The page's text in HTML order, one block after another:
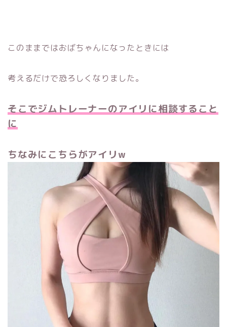
このままではおばちゃんになったときには
考えるだけで恐ろしくなりました。
そこでジムトレーナーのアイリに相談すること
に
ちなみにこちらがアイリw